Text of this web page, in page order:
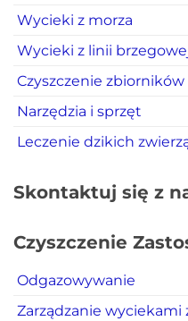
Wycieki z morza
Wycieki z linii
Czyszczenie zbiorników
Narzędzia i sprzęt
Leczenie dzikich
Skontaktuj się z
Czyszczenie
Odgazowywanie
Zarządzanie wyciekami